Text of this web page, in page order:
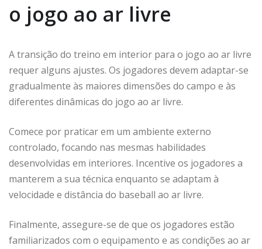
o jogo ao ar livre
A transição do treino em interior para o jogo ao ar livre
requer alguns ajustes. Os jogadores devem adaptar-se
gradualmente às maiores dimensões do campo e às
diferentes dinâmicas do jogo ao ar livre.
Comece por praticar em um ambiente externo
controlado, focando nas mesmas habilidades
desenvolvidas em interiores. Incentive os jogadores a
manterem a sua técnica enquanto se adaptam à
velocidade e distância do baseball ao ar livre.
Finalmente, assegure-se de que os jogadores estão
familiarizados com o equipamento e as condições ao ar